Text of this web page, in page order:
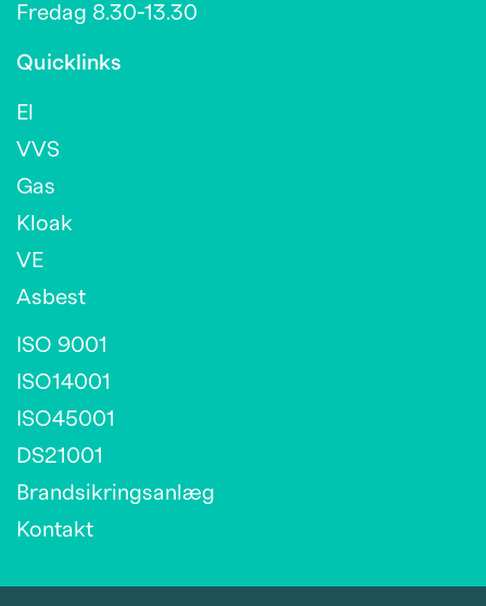
Fredag 8.30-13.30
Quicklinks
El
VVS
Gas
Kloak
VE
Asbest
ISO 9001
ISO14001
ISO45001
DS21001
Brandsikringsanlæg
Kontakt